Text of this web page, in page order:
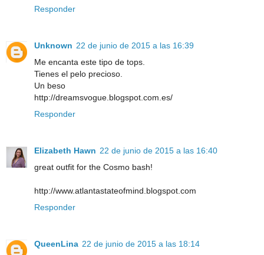
Responder
Unknown 22 de junio de 2015 a las 16:39
Me encanta este tipo de tops.
Tienes el pelo precioso.
Un beso
http://dreamsvogue.blogspot.com.es/
Responder
Elizabeth Hawn 22 de junio de 2015 a las 16:40
great outfit for the Cosmo bash!
http://www.atlantastateofmind.blogspot.com
Responder
QueenLina 22 de junio de 2015 a las 18:14